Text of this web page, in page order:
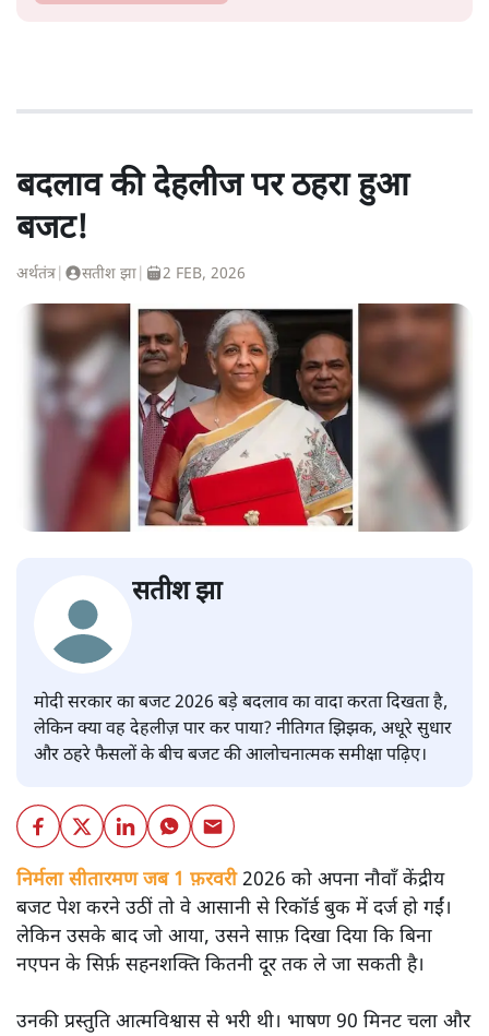
बदलाव की देहलीज पर ठहरा हुआ
बजट!
अर्थतंत्र सतीश झा 2 FEB, 2026
सतीश झा
मोदी सरकार का बजट 2026 बड़े बदलाव का वादा करता दिखता है,
लेकिन क्या वह देहलीज़ पार कर पाया? नीतिगत झिझक, अधूरे सुधार
और ठहरे फैसलों के बीच बजट की आलोचनात्मक समीक्षा पढ़िए।
निर्मला सीतारमण जब 1 फ़रवरी2026 को अपना नौवाँ केंद्रीय
बजट पेश करने उठीं तो वे आसानी से रिकॉर्ड बुक में दर्ज हो गईं।
लेकिन उसके बाद जो आया, उसने साफ़ दिखा दिया कि बिना
नएपन के सिर्फ़ सहनशक्ति कितनी दूर तक ले जा सकती है।
उनकी प्रस्तुति आत्मविश्वास से भरी थी। भाषण 90 मिनट चला और